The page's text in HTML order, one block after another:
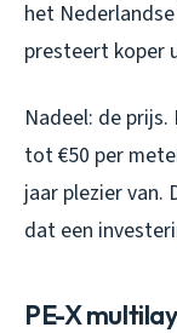
het
presteert koper
Nadeel: de
tot €50 per
jaar plezier van.
dat een
PE-X